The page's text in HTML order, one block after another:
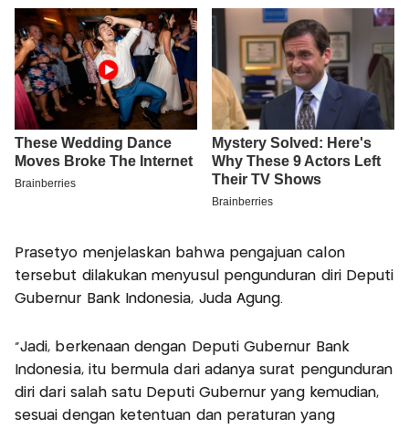
Prasetyo menjelaskan bahwa pengajuan calon
tersebut dilakukan menyusul pengunduran diri Deputi
Gubernur Bank Indonesia, Juda Agung.
“Jadi, berkenaan dengan Deputi Gubernur Bank
Indonesia, itu bermula dari adanya surat pengunduran
diri dari salah satu Deputi Gubernur yang kemudian,
sesuai dengan ketentuan dan peraturan yang